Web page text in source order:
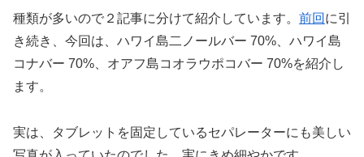
種類が多いので２記事に分けて紹介しています。 前回 に引
き続き、今回は、ハワイ島二ノールバー 70%、ハワイ島
コナバー 70%、オアフ島コオラウポコバー 70%を紹介し
ます。
実は、タブレットを固定しているセパレーターにも美しい